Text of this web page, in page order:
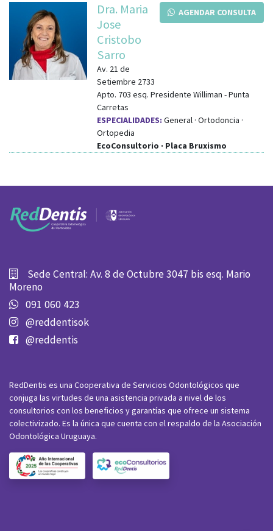
AGENDAR CONSULTA
Dra. Maria
Jose
Cristobo
Sarro
Av. 21 de
Setiembre 2733
Apto. 703 esq. Presidente Williman -Punta
Carretas
ESPECIALIDADES: General · Ortodoncia ·
Ortopedia
EcoConsultorio · Placa Bruxismo
Sede Central: Av. 8 de Octubre 3047 bis esq. Mario
Moreno
091 060 423
@reddentisok
@reddentis
RedDentis es una Cooperativa de Servicios Odontológicos que
conjuga las virtudes de una asistencia privada a nivel de los
consultorios con los beneficios y garantías que ofrece un sistema
colectivizado. Es la única que cuenta con el respaldo de la Asociación
Odontológica Uruguaya.